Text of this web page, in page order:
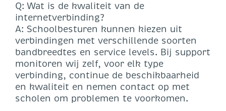
Q: Wat is de kwaliteit van de
internetverbinding?
A: Schoolbesturen kunnen kiezen uit
verbindingen met verschillende soorten
bandbreedtes en service levels. Bij support
monitoren wij zelf, voor elk type
verbinding, continue de beschikbaarheid
en kwaliteit en nemen contact op met
scholen om problemen te voorkomen.